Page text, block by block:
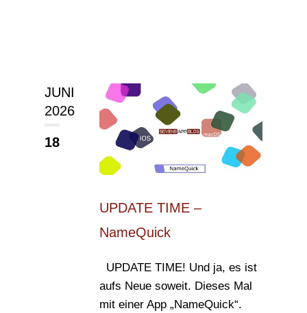
JUNI
2026
18
UPDATE TIME –
NameQuick
UPDATE TIME! Und ja, es ist
aufs Neue soweit. Dieses Mal
mit einer App „NameQuick“.